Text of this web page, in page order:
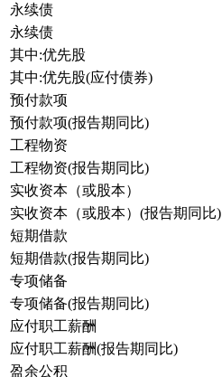
永续债
永续债
其中:优先股
其中:优先股(应付债券)
预付款项
预付款项(报告期同比)
工程物资
工程物资(报告期同比)
实收资本（或股本）
实收资本（或股本）(报告期同比)
短期借款
短期借款(报告期同比)
专项储备
专项储备(报告期同比)
应付职工薪酬
应付职工薪酬(报告期同比)
盈余公积